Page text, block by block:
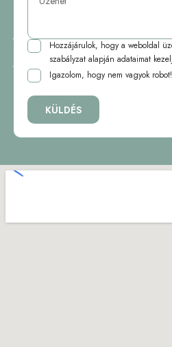
Hozzájárulok, hogy a weboldal
szabályzat alapján adataimat
Igazolom, hogy nem vagyok robot!
KÜLDÉS